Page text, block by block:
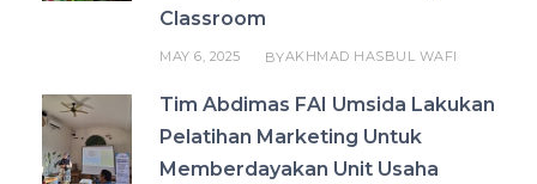
Classroom
MAY 6, 2025 BYAKHMAD HASBUL WAFI
Tim Abdimas FAI Umsida Lakukan
Pelatihan Marketing Untuk
Memberdayakan Unit Usaha